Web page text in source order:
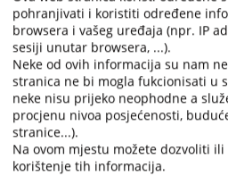
Trenutno
pohranjivati i koristiti određene
browsera i vašeg uređaja (npr. IP
sesiji unutar browsera, ...).
Neke od ovih informacija su nam
stranica ne bi mogla fukcionisati u
neke nisu prijeko neophodne a
procjenu nivoa posjećenosti,
stranice...).
Na ovom mjestu možete dozvoliti
korištenje tih informacija.